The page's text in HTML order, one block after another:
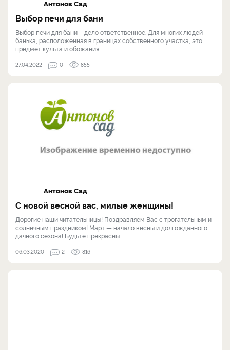
Антонов Сад
Выбор печи для бани
Выбор печи для бани – дело ответственное. Для многих людей
банька, расположенная в границах собственного участка, это
предмет культа и обожания. ...
27.04.2022 0 855
Антонов Сад
С новой весной вас, милые женщины!
Дорогие наши читательницы! Поздравляем Вас с трогательным и
солнечным праздником! Март — начало весны и долгожданного
дачного сезона! Будьте прекрасны...
06.03.2020 2 816